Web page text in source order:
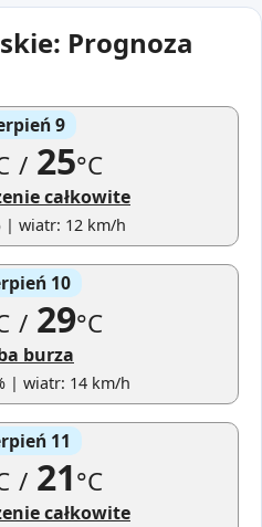
Prognoza
9
/25°C
całkowite
| wiatr: 12 km/h
10
/29°C
burza
| wiatr: 14 km/h
11
/21°C
całkowite